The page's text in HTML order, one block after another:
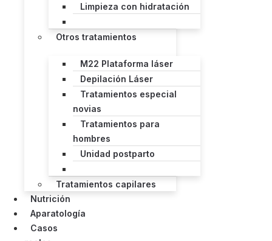
Limpieza con hidratación
Otros tratamientos
M22 Plataforma láser
Depilación Láser
Tratamientos especial
novias
Tratamientos para
hombres
Unidad postparto
Tratamientos capilares
Nutrición
Aparatología
Casos